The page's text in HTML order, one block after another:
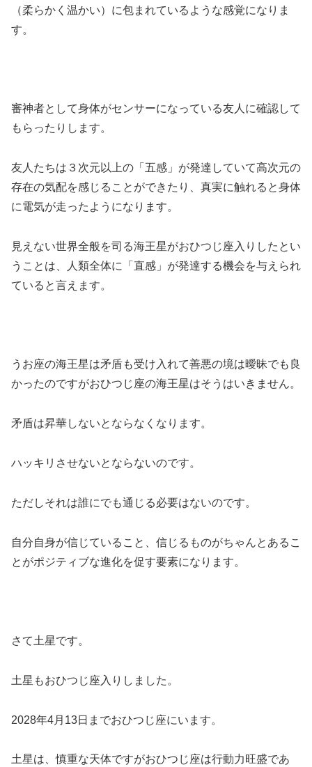
（柔らかく温かい）に包まれているような感覚になりま
す。
審神者として身体がセンサーになっている友人に確認して
もらったりします。
友人たちは３次元以上の「五感」が発達していて高次元の
存在の気配を感じることができたり、真実に触れると身体
に電気が走ったようになります。
見えない世界全般を司る海王星がおひつじ座入りしたとい
うことは、人類全体に「直感」が発達する機会を与えられ
ていると言えます。
うお座の海王星は矛盾も受け入れて善悪の境は曖昧でも良
かったのですがおひつじ座の海王星はそうはいきません。
矛盾は昇華しないとならなくなります。
ハッキリさせないとならないのです。
ただしそれは誰にでも通じる必要はないのです。
自分自身が信じていること、信じるものがちゃんとあるこ
とがポジティブな進化を促す要素になります。
さて土星です。
土星もおひつじ座入りしました。
2028年4月13日までおひつじ座にいます。
土星は、慎重な天体ですがおひつじ座は行動力旺盛であ